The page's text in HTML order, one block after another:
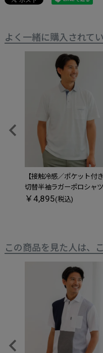
よく一緒に購入されて
【接触冷感／ポケット付き
切替半袖ラガーポロシャツ
￥4,895(税込)
この商品を見た人は、